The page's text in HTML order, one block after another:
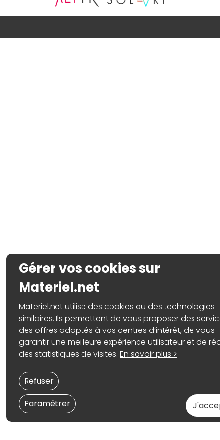
Gérer vos cookies sur
Materiel.net
Materiel.net utilise des cookies ou des technologies
similaires. Ils permettent de vous proposer des
des offres adaptés à vos centres d’intérêt, de vous
garantir une meilleure expérience utilisateur et de
des statistiques de visites.En savoir plus >
Paramétrer
Refuser